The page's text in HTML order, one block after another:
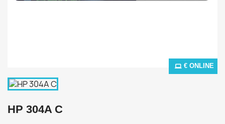
€ ONLINE
HP 304A C